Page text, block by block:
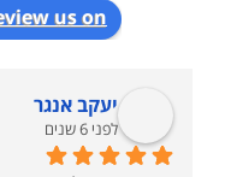
us on
יעקב אנגר
לפני 6 שנים